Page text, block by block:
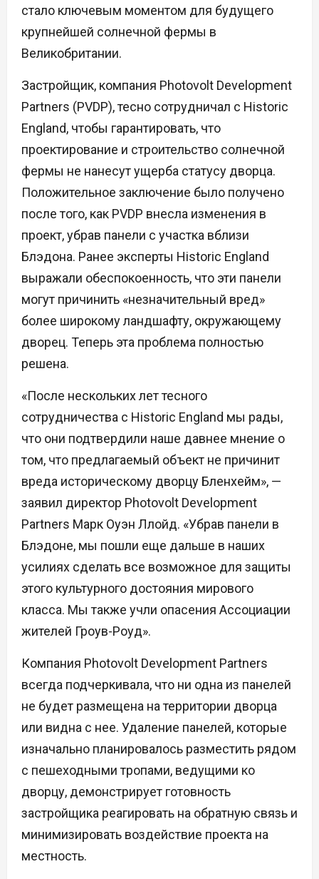
стало ключевым моментом для будущего
крупнейшей солнечной фермы в
Великобритании.
Застройщик, компания Photovolt Development
Partners (PVDP), тесно сотрудничал с Historic
England, чтобы гарантировать, что
проектирование и строительство солнечной
фермы не нанесут ущерба статусу дворца.
Положительное заключение было получено
после того, как PVDP внесла изменения в
проект, убрав панели с участка вблизи
Блэдона. Ранее эксперты Historic England
выражали обеспокоенность, что эти панели
могут причинить «незначительный вред»
более широкому ландшафту, окружающему
дворец. Теперь эта проблема полностью
решена.
«После нескольких лет тесного
сотрудничества с Historic England мы рады,
что они подтвердили наше давнее мнение о
том, что предлагаемый объект не причинит
вреда историческому дворцу Бленхейм», —
заявил директор Photovolt Development
Partners Марк Оуэн Ллойд. «Убрав панели в
Блэдоне, мы пошли еще дальше в наших
усилиях сделать все возможное для защиты
этого культурного достояния мирового
класса. Мы также учли опасения Ассоциации
жителей Гроув-Роуд».
Компания Photovolt Development Partners
всегда подчеркивала, что ни одна из панелей
не будет размещена на территории дворца
или видна с нее. Удаление панелей, которые
изначально планировалось разместить рядом
с пешеходными тропами, ведущими ко
дворцу, демонстрирует готовность
застройщика реагировать на обратную связь и
минимизировать воздействие проекта на
местность.